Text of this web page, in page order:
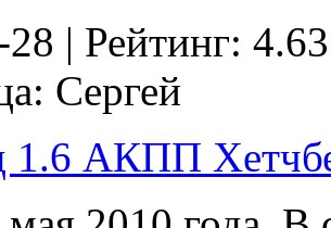
| Рейтинг:
Сергей
1.6 АКПП